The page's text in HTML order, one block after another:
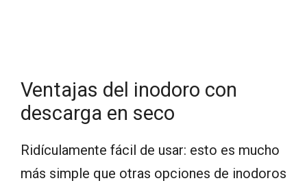
Ventajas del inodoro con
descarga en seco
Ridículamente fácil de usar: esto es mucho
más simple que otras opciones de inodoros